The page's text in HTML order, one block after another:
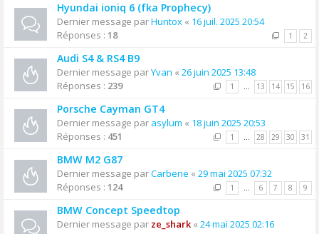
Hyundai ioniq 6 (fka Prophecy)
Dernier message parHuntox « 16 juil. 2025 20:54
Réponses : 18 1 2
Audi S4 & RS4 B9
Dernier message parYvan « 26 juin 2025 13:48
Réponses : 239 1 … 13 14 15 16
Porsche Cayman GT4
Dernier message par asylum « 18 juin 2025 20:53
Réponses : 451 1 … 28 29 30 31
BMW M2 G87
Dernier message parCarbene « 29 mai 2025 07:32
Réponses : 124 1 … 6 7 8 9
BMW Concept Speedtop
Dernier message par ze_shark« 24 mai 2025 02:16